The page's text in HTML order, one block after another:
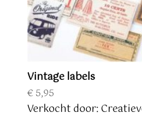
Vintage labels
€5,95
Verkocht door: